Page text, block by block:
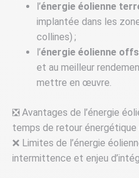
l’énergie éolienne
implantée dans les
collines) ;
l’énergie éolienne
et au meilleur
mettre en œuvre.
❎ Avantages de l’énergie
temps de retour énergétique
❌ Limites de l’énergie
intermittence et enjeu